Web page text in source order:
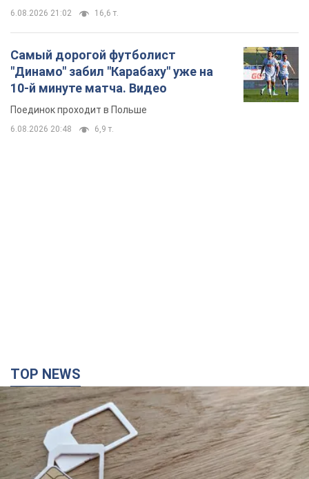
6.08.2026 21:02 16,6 т.
Самый дорогой футболист
"Динамо" забил "Карабаху" уже на
10-й минуте матча. Видео
Поединок проходит в Польше
6.08.2026 20:48 6,9 т.
TOP NEWS